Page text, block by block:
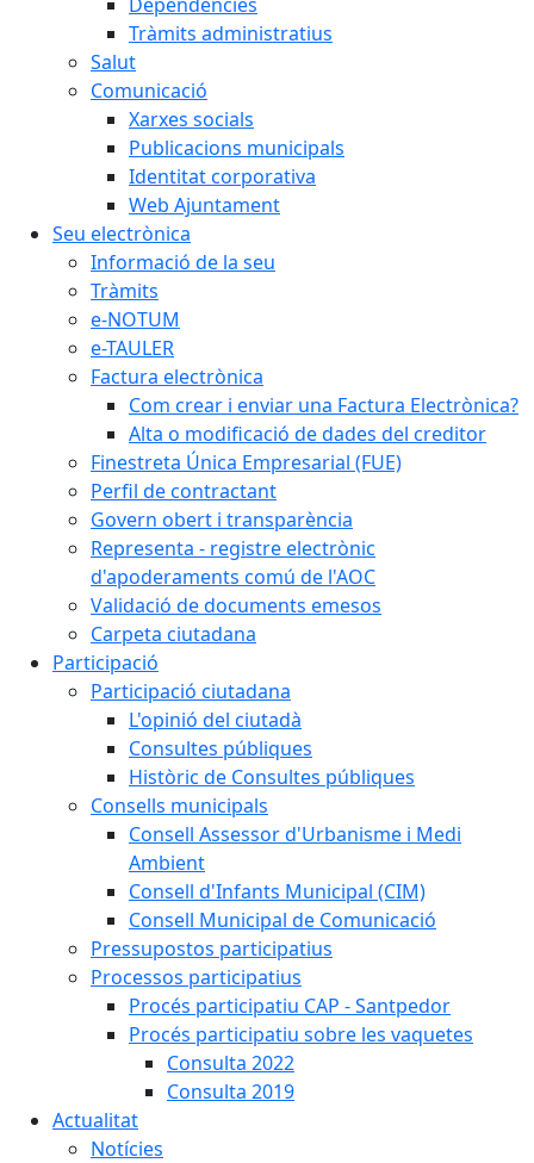
Tràmits administratius
Salut
Comunicació
Xarxes socials
Publicacions municipals
Identitat corporativa
Web Ajuntament
Seu electrònica
Informació de la seu
Tràmits
e-NOTUM
e-TAULER
Factura electrònica
Com crear i enviar una Factura Electrònica?
Alta o modificació de dades del creditor
Finestreta Única Empresarial (FUE)
Perfil de contractant
Govern obert i transparència
Representa - registre electrònic
d'apoderaments comú de l'AOC
Validació de documents emesos
Carpeta ciutadana
Participació
Participació ciutadana
L'opinió del ciutadà
Consultes públiques
Històric de Consultes públiques
Consells municipals
Consell Assessor d'Urbanisme i Medi
Ambient
Consell d'Infants Municipal (CIM)
Consell Municipal de Comunicació
Pressupostos participatius
Processos participatius
Procés participatiu CAP - Santpedor
Procés participatiu sobre les vaquetes
Consulta 2022
Consulta 2019
Actualitat
Notícies